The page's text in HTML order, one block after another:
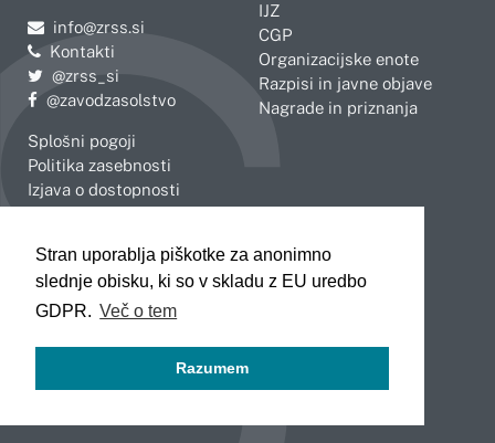
Stran uporablja piškotke za anonimno
slednje obisku, ki so v skladu z EU uredbo
GDPR. Več o tem
Razumem
Pošljite e-mail na
info@zrss.si
Kontakti
Pojdite na Twitter:
@zrss_si
Pojdite na Facebook:
@zavodzasolstvo
Splošni pogoji
Politika zasebnosti
Izjava o dostopnosti
IJZ
CGP
Organizacijske enote
Razpisi in javne objave
Nagrade in priznanja
Celje
Koper
Kranj
Novo mesto
Slovenj Gradec